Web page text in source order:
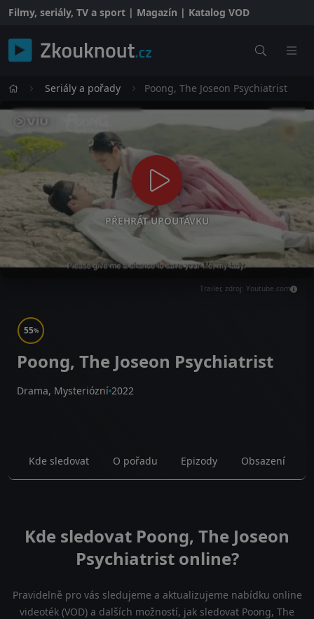
Filmy, seriály, TV a sport | Magazín | Katalog VOD
Seriály a pořady Poong, The Joseon Psychiatrist
PŘEHRÁT UPOUTÁVKU
Trailer, zdroj: Youtube.com
55%
Poong, The Joseon Psychiatrist
Drama, Mysteriózní 2022
Kde sledovat O pořadu Epizody Obsazení
Kde sledovat Poong, The Joseon
Psychiatrist online?
Pravidelně pro vás sledujeme a aktualizujeme nabídku online
videoték (VOD) a dalších možností, jak sledovat Poong, The